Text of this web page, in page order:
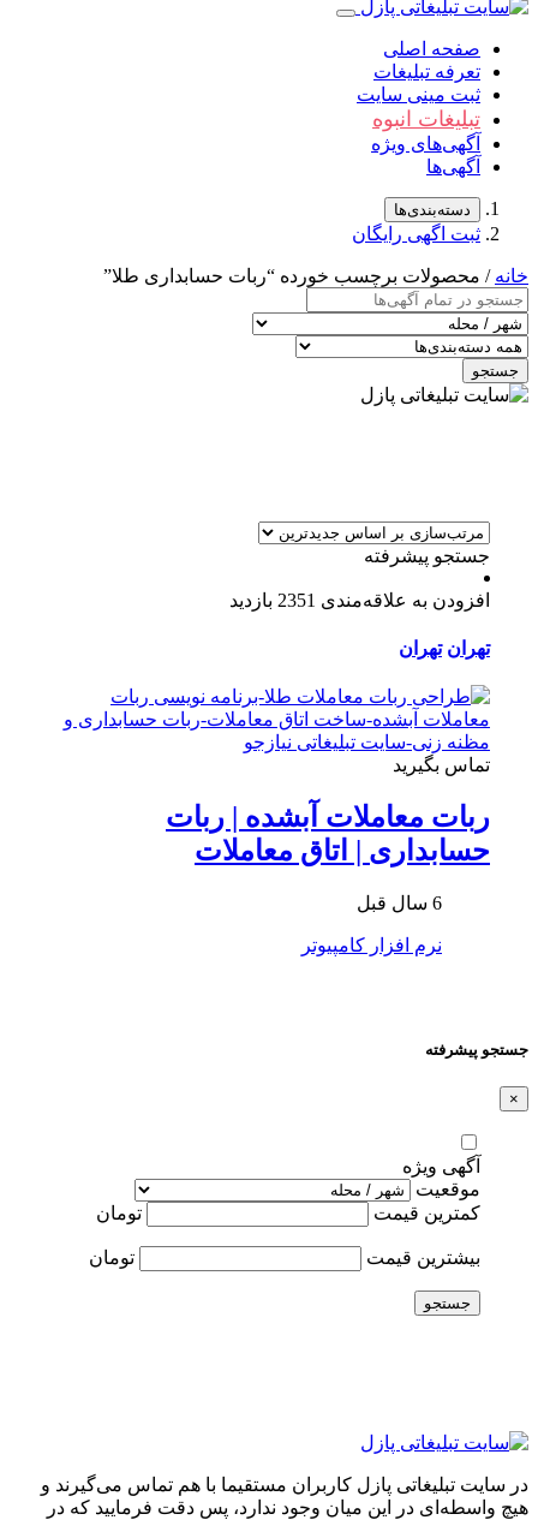
صفحه اصلی
تعرفه تبلیغات
ثبت مینی سایت
تبلیغات انبوه
آگهی‌های ویژه
آگهی‌ها
دسته‌بندی‌ها
ثبت اگهی رایگان
خانه / محصولات برچسب خورده “ربات حسابداری طلا”
جستجو
جستجو پیشرفته
افزودن به علاقه‌مندی 2351 بازدید
تهران تهران
تماس بگیرید
ربات معاملات آبشده | ربات
حسابداری | اتاق معاملات
6 سال قبل
نرم افزار کامپیوتر
جستجو پیشرفته
×
آگهی ویژه
موقعیت
کمترین قیمت
تومان
بیشترین قیمت تومان
جستجو
در سایت تبلیغاتی پازل کاربران مستقیما با هم تماس می‌گیرند و
هیچ واسطه‌ای در این میان وجود ندارد، پس دقت فرمایید که در